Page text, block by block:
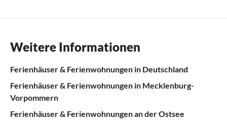
Weitere Informationen
Ferienhäuser & Ferienwohnungen in Deutschland
Ferienhäuser & Ferienwohnungen in Mecklenburg-
Vorpommern
Ferienhäuser & Ferienwohnungen an der Ostsee